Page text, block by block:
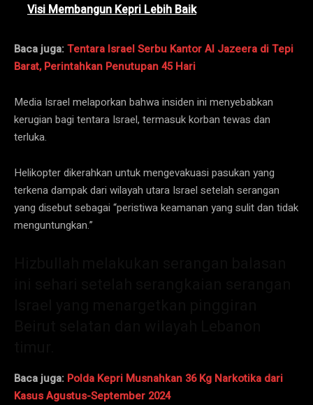
Visi Membangun Kepri Lebih Baik
Baca juga:Tentara Israel Serbu Kantor Al Jazeera di Tepi
Barat, Perintahkan Penutupan 45 Hari
Media Israel melaporkan bahwa insiden ini menyebabkan
kerugian bagi tentara Israel, termasuk korban tewas dan
terluka.
Helikopter dikerahkan untuk mengevakuasi pasukan yang
terkena dampak dari wilayah utara Israel setelah serangan
yang disebut sebagai “peristiwa keamanan yang sulit dan tidak
menguntungkan.”
Baca juga: Polda Kepri Musnahkan 36 Kg Narkotika dari
Kasus Agustus-September 2024